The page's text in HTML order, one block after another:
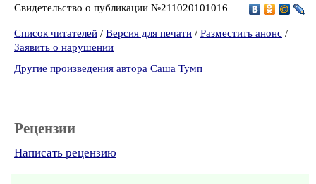
Свидетельство о публикации №211020101016
Список читателей / Версия для печати / Разместить анонс /
Заявить о нарушении
Другие произведения автора Саша Тумп
Рецензии
Написать рецензию